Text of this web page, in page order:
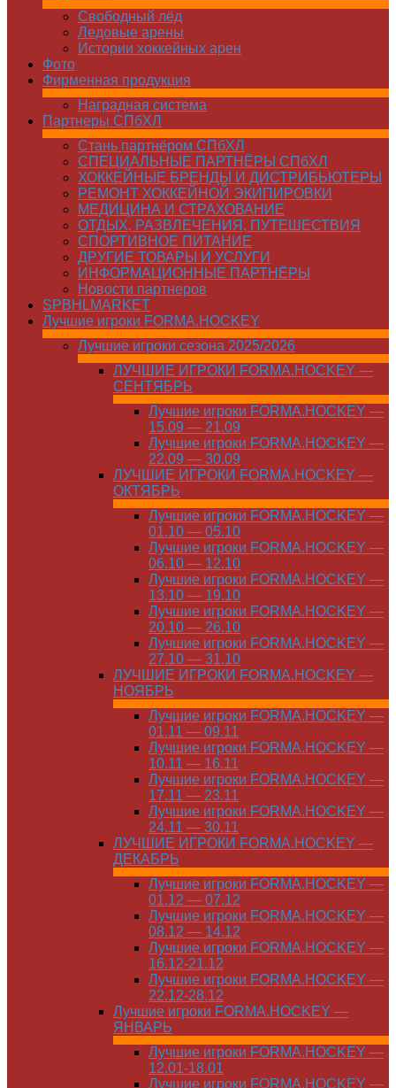
Свободный лёд
Ледовые арены
Истории хоккейных арен
Фото
Фирменная продукция
Наградная система
Партнеры СПбХЛ
Стань партнёром СПбХЛ
СПЕЦИАЛЬНЫЕ ПАРТНЁРЫ СПбХЛ
ХОККЕЙНЫЕ БРЕНДЫ И ДИСТРИБЬЮТЕРЫ
РЕМОНТ ХОККЕЙНОЙ ЭКИПИРОВКИ
МЕДИЦИНА И СТРАХОВАНИЕ
ОТДЫХ, РАЗВЛЕЧЕНИЯ, ПУТЕШЕСТВИЯ
СПОРТИВНОЕ ПИТАНИЕ
ДРУГИЕ ТОВАРЫ И УСЛУГИ
ИНФОРМАЦИОННЫЕ ПАРТНЁРЫ
Новости партнеров
SPBHLMARKET
Лучшие игроки FORMA.HOCKEY
Лучшие игроки сезона 2025/2026
ЛУЧШИЕ ИГРОКИ FORMA.HOCKEY —
СЕНТЯБРЬ
Лучшие игроки FORMA.HOCKEY —
15.09 — 21.09
Лучшие игроки FORMA.HOCKEY —
22.09 — 30.09
ЛУЧШИЕ ИГРОКИ FORMA.HOCKEY —
ОКТЯБРЬ
Лучшие игроки FORMA.HOCKEY —
01.10 — 05.10
Лучшие игроки FORMA.HOCKEY —
06.10 — 12.10
Лучшие игроки FORMA.HOCKEY —
13.10 — 19.10
Лучшие игроки FORMA.HOCKEY —
20.10 — 26.10
Лучшие игроки FORMA.HOCKEY —
27.10 — 31.10
ЛУЧШИЕ ИГРОКИ FORMA.HOCKEY —
НОЯБРЬ
Лучшие игроки FORMA.HOCKEY —
01.11 — 09.11
Лучшие игроки FORMA.HOCKEY —
10.11 — 16.11
Лучшие игроки FORMA.HOCKEY —
17.11 — 23.11
Лучшие игроки FORMA.HOCKEY —
24.11 — 30.11
ЛУЧШИЕ ИГРОКИ FORMA.HOCKEY —
ДЕКАБРЬ
Лучшие игроки FORMA.HOCKEY —
01.12 — 07.12
Лучшие игроки FORMA.HOCKEY —
08.12 — 14.12
Лучшие игроки FORMA.HOCKEY —
16.12-21.12
Лучшие игроки FORMA.HOCKEY —
22.12-28.12
Лучшие игроки FORMA.HOCKEY —
ЯНВАРЬ
Лучшие игроки FORMA.HOCKEY —
12.01-18.01
Лучшие игроки FORMA.HOCKEY —